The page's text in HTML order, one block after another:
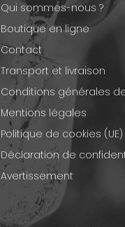
Qui sommes-nous ?
Boutique en ligne
Contact
Transport et livraison
Conditions générales
Mentions légales
Politique de cookies (UE)
Déclaration de
Avertissement